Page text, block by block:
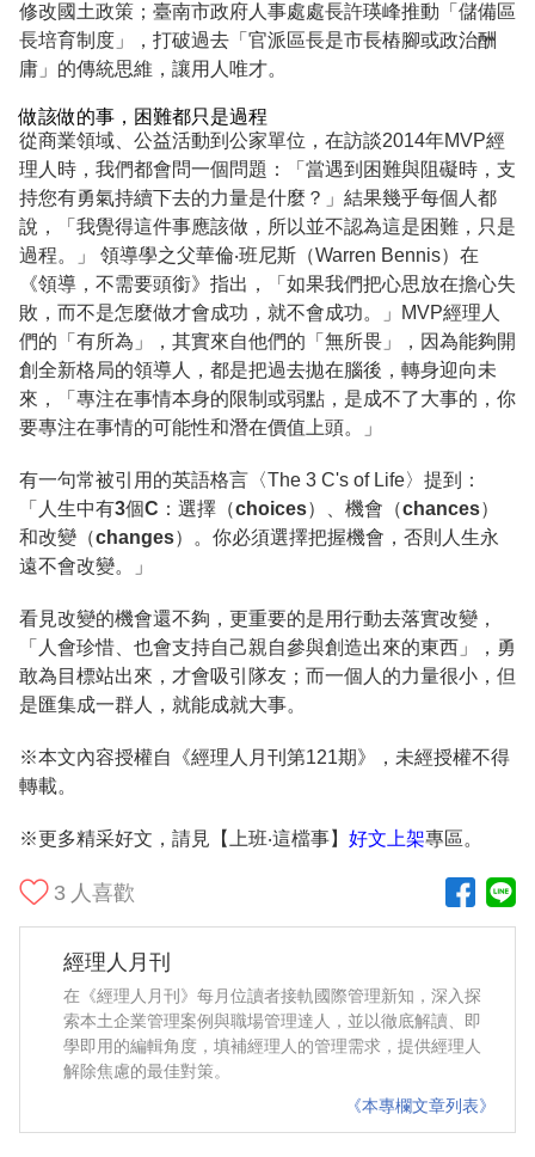
修改國土政策；臺南市政府人事處處長許瑛峰推動「儲備區
長培育制度」，打破過去「官派區長是市長樁腳或政治酬
庸」的傳統思維，讓用人唯才。
做該做的事，困難都只是過程
從商業領域、公益活動到公家單位，在訪談2014年MVP經
理人時，我們都會問一個問題：
「當遇到困難與阻礙時，支
持您有勇氣持續下去的力量是什麼？」 結果幾乎每個人都
說，
「我覺得這件事應該做，所以並不認為這是困難，只是
過程。」 領導學之父華倫‧班尼斯（Warren Bennis）在
《領導，不需要頭銜》指出，「如果我們把心思放在擔心失
敗，而不是怎麼做才會成功，就不會成功。」MVP經理人
們的「有所為」，其實來自他們的「無所畏」，因為能夠開
創全新格局的領導人，都是把過去拋在腦後，轉身迎向未
來，「專注在事情本身的限制或弱點，是成不了大事的，你
要專注在事情的可能性和潛在價值上頭。」
有一句常被引用的英語格言〈The 3 C's of Life〉提到：
「人生中有3個C：選擇（choices）、機會（chances）
和改變（changes）。你必須選擇把握機會，否則人生永
遠不會改變。」
看見改變的機會還不夠，更重要的是用行動去落實改變，
「人會珍惜、也會支持自己親自參與創造出來的東西」，勇
敢為目標站出來，才會吸引隊友；而一個人的力量很小，但
是匯集成一群人，就能成就大事。
※本文內容授權自《經理人月刊第121期》，未經授權不得
轉載。
※更多精采好文，請見【上班‧這檔事】 好文上架專區。
3 人喜歡
經理人月刊
在《經理人月刊》每月位讀者接軌國際管理新知，深入探
索本土企業管理案例與職場管理達人，並以徹底解讀、即
學即用的編輯角度，填補經理人的管理需求，提供經理人
解除焦慮的最佳對策。
《本專欄文章列表》